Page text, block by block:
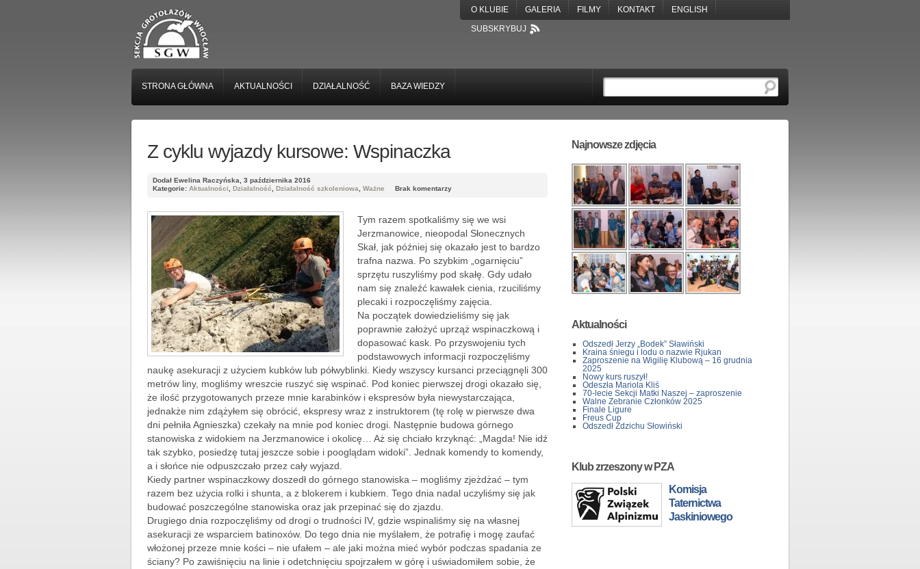
O KLUBIE GALERIA FILMY KONTAKT
ENGLISH
SUBSKRYBUJ
STRONA GŁÓWNA AKTUALNOŚCI DZIAŁALNOŚĆ BAZA WIEDZY
Z cyklu wyjazdy kursowe: Wspinaczka
Dodał Ewelina Raczyńska, 3 października 2016
Kategorie: Aktualności, Działalność, Działalność szkoleniowa, Ważne Brak komentarzy
Tym razem spotkaliśmy się we wsi
Jerzmanowice, nieopodal Słonecznych
Skał, jak później się okazało jest to bardzo
trafna nazwa. Po szybkim „ogarnięciu”
sprzętu ruszyliśmy pod skałę. Gdy udało
nam się znaleźć kawałek cienia, rzuciliśmy
plecaki i rozpoczęliśmy zajęcia.
Na początek dowiedzieliśmy się jak
poprawnie założyć uprząż wspinaczkową i
dopasować kask. Po przyswojeniu tych
podstawowych informacji rozpoczęliśmy
naukę asekuracji z użyciem kubków lub półwyblinki. Kiedy wszyscy kursanci przeciągnęli 300
metrów liny, mogliśmy wreszcie ruszyć się wspinać. Pod koniec pierwszej drogi okazało się,
że ilość przygotowanych przeze mnie karabinków i ekspresów była niewystarczająca,
jednakże nim zdążyłem się obrócić, ekspresy wraz z instruktorem (tę rolę w pierwsze dwa
dni pełniła Agnieszka) czekały na mnie pod koniec drogi. Następnie budowa górnego
stanowiska z widokiem na Jerzmanowice i okolicę… Aż się chciało krzyknąć: „Magda! Nie idź
tak szybko, posiedzę tutaj jeszcze sobie i pooglądam widoki”. Jednak komendy to komendy,
a i słońce nie odpuszczało przez cały wyjazd.
Kiedy partner wspinaczkowy doszedł do górnego stanowiska – mogliśmy zjeżdżać – tym
razem bez użycia rolki i shunta, a z blokerem i kubkiem. Tego dnia nadal uczyliśmy się jak
budować poszczególne stanowiska oraz jak przepinać się do zjazdu.
Drugiego dnia rozpoczęliśmy od drogi o trudności IV, gdzie wspinaliśmy się na własnej
asekuracji ze wsparciem batinoxów. Do tego dnia nie myślałem, że potrafię i mogę zaufać
włożonej przeze mnie kości – nie ufałem – ale jaki można mieć wybór podczas spadania ze
ściany? Po zawiśnięciu na linie i odetchnięciu spojrzałem w górę i uświadomiłem sobie, że
Najnowsze zdjęcia
Aktualności
Odszedł Jerzy „Bodek” Sławiński
Kraina śniegu i lodu o nazwie Rjukan
Zaproszenie na Wigilię Klubową – 16 grudnia
2025
Nowy kurs ruszył!
Odeszła Mariola Kliś
70-lecie Sekcji Matki Naszej – zaproszenie
Walne Zebranie Członków 2025
Finale Ligure
Freus Cup
Odszedł Zdzichu Słowiński
Klub zrzeszony w PZA
Komisja
Taternictwa
Jaskiniowego